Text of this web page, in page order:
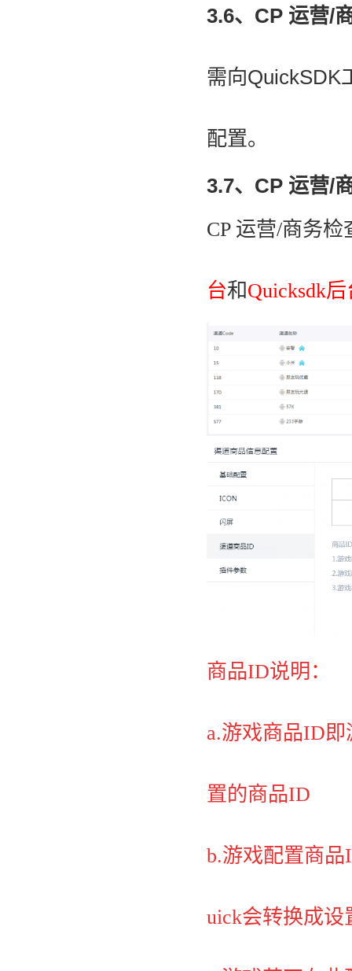
3.6、CP 运营/
需向QuickSDK
配置。
3.7、CP 运营/
CP 运营/商务
台和Quicksdk后
商品ID说明：
a.游戏商品ID
置的商品ID
b.游戏配置商
uick会转换成设